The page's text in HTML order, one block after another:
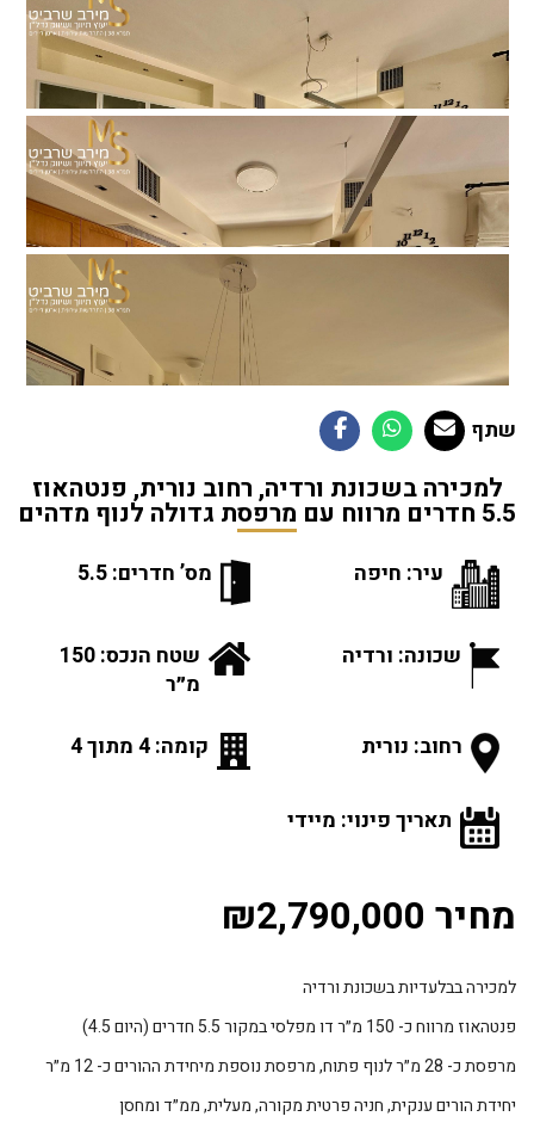
למכירה בשכונת ורדיה, רחוב נורית, פנטהאוז
5.5 חדרים מרווח עם מרפסת גדולה לנוף מדהים
עיר: חיפה מס’ חדרים: 5.5
שכונה: ורדיה
שטח הנכס: 150
מ״ר
רחוב: נורית קומה: 4 מתוך 4
תאריך פינוי: מיידי
מחיר ₪2,790,000
למכירה בבלעדיות בשכונת ורדיה
פנטהאוז מרווח כ- 150 מ״ר דו מפלסי במקור 5.5 חדרים (היום 4.5)
מרפסת כ- 28 מ״ר לנוף פתוח, מרפסת נוספת מיחידת ההורים כ- 12 מ״ר
יחידת הורים ענקית, חניה פרטית מקורה, מעלית, ממ״ד ומחסן
שתף